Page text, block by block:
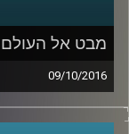
מבט אל
09/10/2016
בטקסט